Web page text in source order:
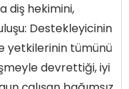
diş hekimini,
Destekleyicinin
yetkilerinin tümünü
devrettiği, iyi